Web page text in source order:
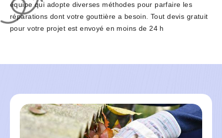
équipe qui adopte diverses méthodes pour parfaire les
réparations dont votre gouttière a besoin. Tout devis gratuit
pour votre projet est envoyé en moins de 24 h